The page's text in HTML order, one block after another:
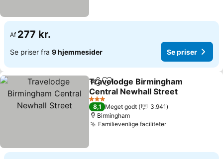
Af 277 kr.
Se priser fra 9 hjemmesider Se priser
Del Føj til favoritter
Travelodge Birmingham
Central Newhall Street
3 Stjerner
8,1 Meget godt
3.941
Birmingham
Familievenlige faciliteter